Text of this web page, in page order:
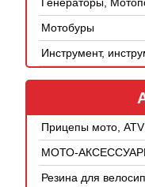
Мотобуры
Инструмент,
Прицепы мото, ATV
МОТО-
Резина для